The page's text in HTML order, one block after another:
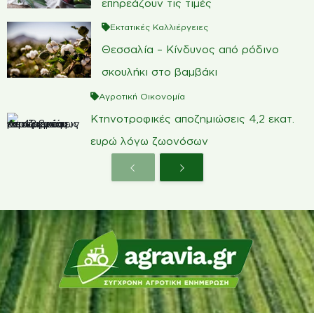
επηρεάζουν τις τιμές
Εκτατικές Καλλιέργειες
Θεσσαλία – Κίνδυνος από ρόδινο
σκουλήκι στο βαμβάκι
Αγροτική Οικονομία
Κτηνοτροφικές αποζημιώσεις 4,2 εκατ.
ευρώ λόγω ζωονόσων